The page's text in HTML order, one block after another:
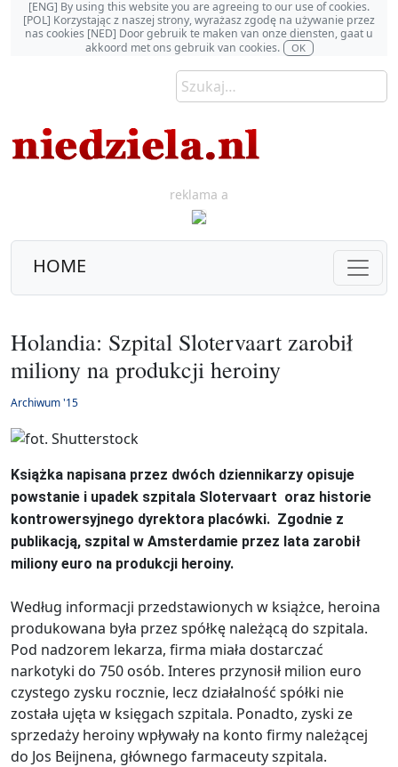
[ENG] By using this website you are agreeing to our use of cookies.
[POL] Korzystając z naszej strony, wyrażasz zgodę na używanie przez
nas cookies [NED] Door gebruik te maken van onze diensten, gaat u
akkoord met ons gebruik van cookies.
OK
reklama a
HOME
Holandia: Szpital Slotervaart zarobił
miliony na produkcji heroiny
Archiwum '15
Książka napisana przez dwóch dziennikarzy opisuje
powstanie i upadek szpitala Slotervaart oraz historie
kontrowersyjnego dyrektora placówki. Zgodnie z
publikacją, szpital w Amsterdamie przez lata zarobił
miliony euro na produkcji heroiny.
Według informacji przedstawionych w książce, heroina
produkowana była przez spółkę należącą do szpitala.
Pod nadzorem lekarza, firma miała dostarczać
narkotyki do 750 osób. Interes przynosił milion euro
czystego zysku rocznie, lecz działalność spółki nie
została ujęta w księgach szpitala. Ponadto, zyski ze
sprzedaży heroiny wpływały na konto firmy należącej
do Jos Beijnena, głównego farmaceuty szpitala.